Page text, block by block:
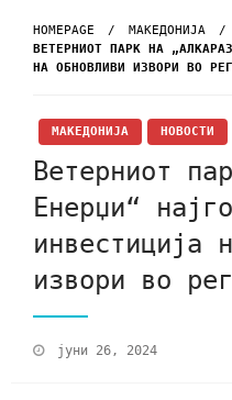
HOMEPAGE
МАКЕДОНИЈА
ВЕТЕРНИОТ ПАРК НА
НА ОБНОВЛИВИ ИЗВОРИ ВО
МАКЕДОНИЈА НОВОСТИ
Ветерниот
Енерџи“
инвестиција
извори во
јуни 26, 2024